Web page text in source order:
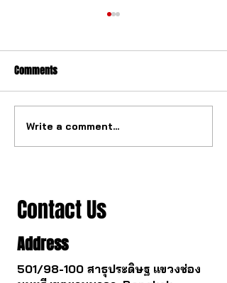
The watch industry is about
to change.
Comments
Write a comment...
Contact Us
Address
501/98-100 สาธุประดิษฐ แขวงช่อง